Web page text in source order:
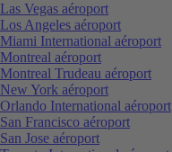
Las Vegas aéroport
Los Angeles aéroport
Miami International aéroport
Montreal aéroport
Montreal Trudeau aéroport
New York aéroport
Orlando International aéroport
San Francisco aéroport
San Jose aéroport